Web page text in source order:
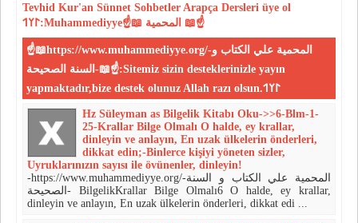
Tevhid Kur'an Sünnet Sohbetler Arapça Dersleri üye ol
𐰃𐰠𐰯:Muhammediyye☝📖 المحمية 📖☝
☝📖https://www.muhammediyye.org/-المحمية علي الكتاب و
السنة الصحيحة-📖☝:Sitemiz sizin desteklerinizle yayın
yapmaktadır,bize destek olunuz Allah razı olsun.𐰃𐰠𐰯
Hz Süleyman as Bilgelik Kitabı Oku->>6-Blm-1-
25-Krallar Bilge Olmalı O halde, ey krallar,
dinleyin ve anlayın, En uzak ülkelerin önderleri,
dikkat edin;-Binlerce kişiyi yöneten sizler,
Uyruklarınızın sayısı ile övünenler, dinleyin!
-https://www.muhammediyye.org/-المحمية علي الكتاب و السنة
الصحيحة- BilgelikKrallar Bilge Olmalı6 O halde, ey krallar,
dinleyin ve anlayın, En uzak ülkelerin önderleri, dikkat edi ...